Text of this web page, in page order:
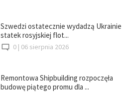
Szwedzi ostatecznie wydadzą Ukrainie
statek rosyjskiej flot...
0 | 06 sierpnia 2026
Remontowa Shipbuilding rozpoczęła
budowę piątego promu dla ...